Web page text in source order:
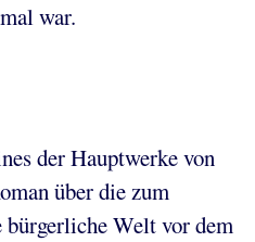
war.
der Hauptwerke von
über die zum
Welt vor dem